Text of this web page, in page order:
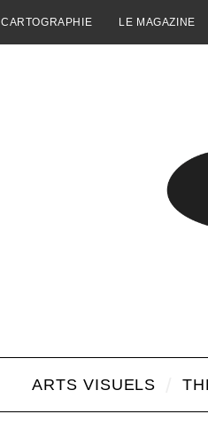
CARTOGRAPHIE LE MAGAZINE
ARTS VISUELS